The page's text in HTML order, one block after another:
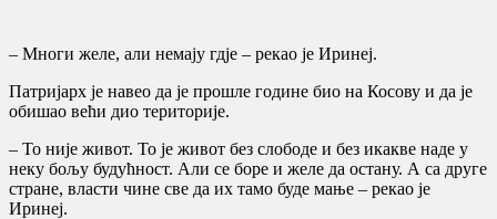
– Многи желе, али немају гдје – рекао је Иринеј.
Патријарх је навео да је прошле године био на Косову и да је
обишао већи дио територије.
– То није живот. То је живот без слободе и без икакве наде у
неку бољу будућност. Али се боре и желе да остану. А са друге
стране, власти чине све да их тамо буде мање – рекао је
Иринеј.